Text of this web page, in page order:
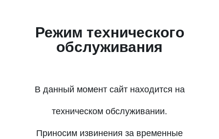
Режим технического
обслуживания
В данный момент сайт находится на
техническом обслуживании.
Приносим извинения за временные